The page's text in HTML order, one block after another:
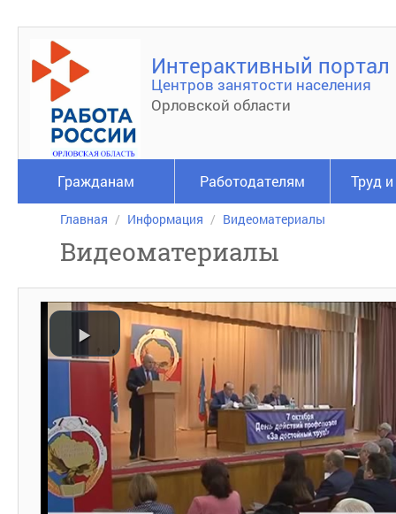
Интерактивный портал
Центров занятости населения
Орловской области
Гражданам Работодателям Труд
Главная Информация Видеоматериалы
Видеоматериалы